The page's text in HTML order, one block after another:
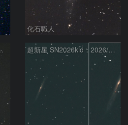
化石職人
ゅう座 超新星 SN2026kid：2026/05/18